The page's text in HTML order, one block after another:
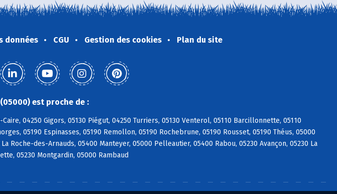
données CGU Gestion des cookies Plan du site
est proche de :
04250 Gigors, 05130 Piégut, 04250 Turriers, 05130 Venterol, 05110 Barcillonnette, 05110
05190 Espinasses, 05190 Remollon, 05190 Rochebrune, 05190 Rousset, 05190 Théus, 05000
Roche-des-Arnauds, 05400 Manteyer, 05000 Pelleautier, 05400 Rabou, 05230 Avançon, 05230 La
05230 Montgardin, 05000 Rambaud